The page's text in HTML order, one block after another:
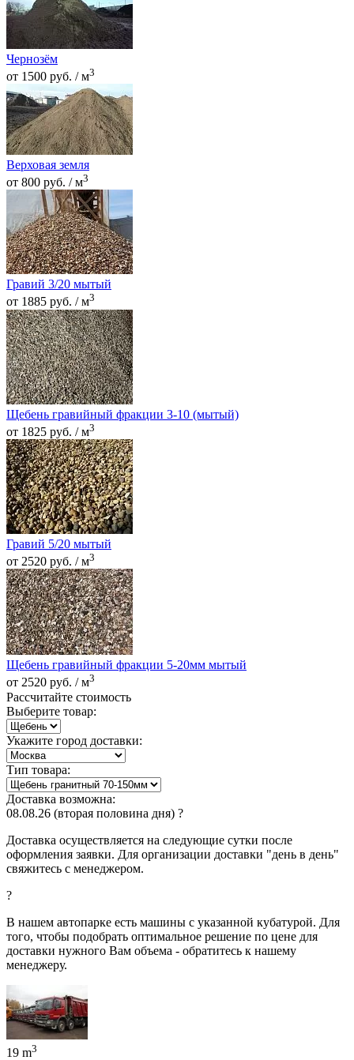
Чернозём
от 1500 руб. / м3
Верховая земля
от 800 руб. / м3
Гравий 3/20 мытый
от 1885 руб. / м3
Щебень гравийный фракции 3-10 (мытый)
от 1825 руб. / м3
Гравий 5/20 мытый
от 2520 руб. / м3
Щебень гравийный фракции 5-20мм мытый
от 2520 руб. / м3
Рассчитайте стоимость
Выберите товар:
Укажите город доставки:
Тип товара:
Доставка возможна:
08.08.26 (вторая половина дня) ?
Доставка осуществляется на следующие сутки после
оформления заявки. Для организации доставки "день в день"
свяжитесь с менеджером.
?
В нашем автопарке есть машины с указанной кубатурой. Для
того, чтобы подобрать оптимальное решение по цене для
доставки нужного Вам объема - обратитесь к нашему
менеджеру.
19 m3